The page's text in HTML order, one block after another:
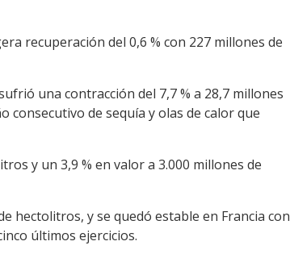
recuperación del 0,6 % con 227 millones de
una contracción del 7,7 % a 28,7 millones
consecutivo de sequía y olas de calor que
y un 3,9 % en valor a 3.000 millones de
hectolitros, y se quedó estable en Francia con
últimos ejercicios.